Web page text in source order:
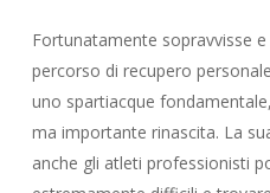
Fortunatamente sopravvisse
percorso di recupero
uno spartiacque
ma importante rinascita. La
anche gli atleti professionisti